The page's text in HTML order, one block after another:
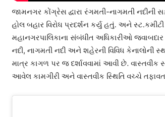
જામનગર કોંગ્રેસ દ્વારા રંગમતી-નાગમતી નદીની
હોલ બહાર વિરોધ પ્રદર્શન કર્યુ હતું. અને
મહાનગરપાલિકાના સંબંધીત અધિકારીઓ
નદી, નાગમતી નદી અને શહેરની વિવિધ કેનાલોની
માત્ર કાગળ પર જ દર્શાવવામાં આવી છે.
આવેલ કામગીરી અને વાસ્તવીક સ્થિતિ વચ્ચે તફાવત